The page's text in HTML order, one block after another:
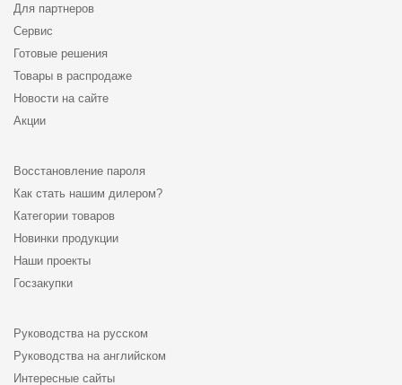
Для партнеров
Сервис
Готовые решения
Товары в распродаже
Новости на сайте
Акции
Восстановление пароля
Как стать нашим дилером?
Категории товаров
Новинки продукции
Наши проекты
Госзакупки
Руководства на русском
Руководства на английском
Интересные сайты